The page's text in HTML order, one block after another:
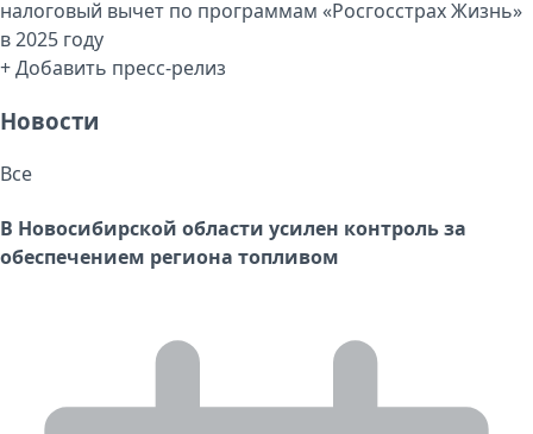
+ Добавить пресс-релиз
Новости
Все
В Новосибирской области усилен контроль за
обеспечением региона топливом